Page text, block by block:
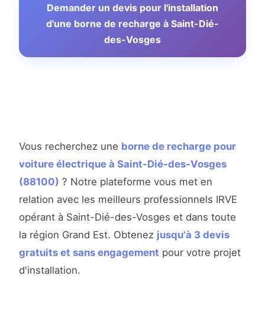
Demander un devis pour l'installation
d'une borne de recharge à Saint-Dié-
des-Vosges
Vous recherchez une borne de recharge pour
voiture électrique à Saint-Dié-des-Vosges
(88100) ? Notre plateforme vous met en
relation avec les meilleurs professionnels IRVE
opérant à Saint-Dié-des-Vosges et dans toute
la région Grand Est. Obtenez jusqu'à 3 devis
gratuits et sans engagement pour votre projet
d'installation.